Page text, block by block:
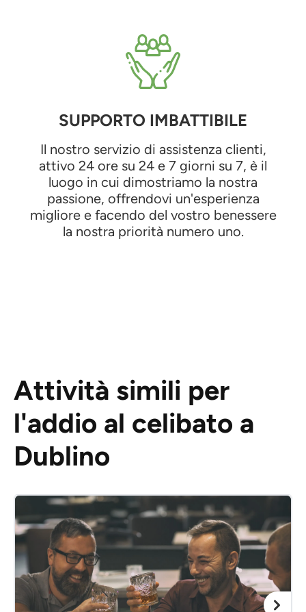
SUPPORTO IMBATTIBILE
Il nostro servizio di assistenza clienti,
attivo 24 ore su 24 e 7 giorni su 7, è il
luogo in cui dimostriamo la nostra
passione, offrendovi un'esperienza
migliore e facendo del vostro benessere
la nostra priorità numero uno.
Attività simili per
l'addio al celibato a
Dublino